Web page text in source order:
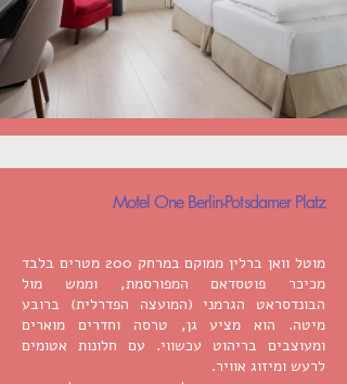
Motel One Berlin-Potsdamer Platz
מוטל וואן ברלין ממוקם במרחק 200 מטרים בלבד
מכיכר פוטסדאם המפורסמת, וממש מול
הבונדסראט הגרמני (המועצה הפדרלית) ברובע
מיטה. הוא מציע גן, טרסה וחדרים מוארים
ומעוצבים בריהוט עכשווי. עם חלונות אטומים
לרעש ומיזוג אוויר.